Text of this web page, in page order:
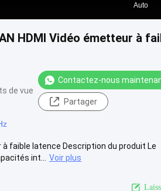
Auto
HDMI Vidéo émetteur à
de vue
Contactez-nous
Partager
à faible latence Description du produit Le
int...
Voir plus